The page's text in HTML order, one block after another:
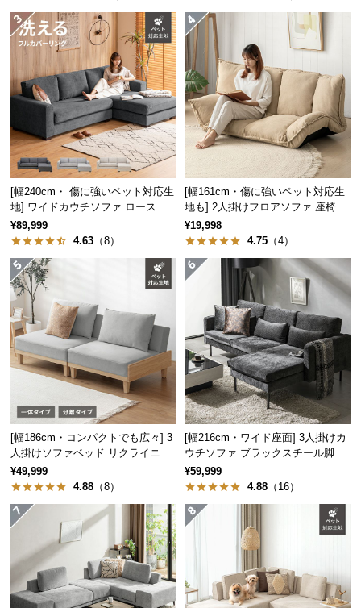
つ
い
会
規
約
に
つ
い
て
お
客
様
サ
お
知
ら
せ
ブ
ロ
[幅240cm・ 傷に強いペット対応生
地] ワイドカウチソファ ロースタ
イル
¥89,999
4.63 （8）
[幅161cm・傷に強いペット対応生
地も] 2人掛けフロアソファ 座椅子
タイプ リクライニング
¥19,998
4.75 （4）
[幅186cm・コンパクトでも広々] 3
人掛けソファベッド リクライニン
グ 天然木フレーム 北欧
¥49,999
4.88 （8）
[幅216cm・ワイド座面] 3人掛けカ
ウチソファ ブラックスチール脚 L
字 ホテルライク 高級感
¥59,999
4.88 （16）